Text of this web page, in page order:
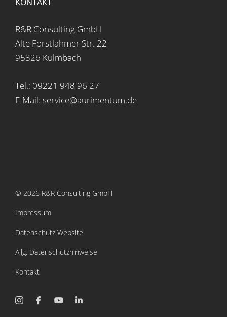
R&R Consulting GmbH
Alte Forstlahmer Str. 22
95326 Kulmbach
Tel.: 09221 948 96 27
E-Mail: service@aurimentum.de
© 2026 R&R Consulting GmbH
Impressum
Datenschutz Website
Allg. Datenschutzhinweise
Kontakt
InstagramFacebookYouTubeLinkedIn